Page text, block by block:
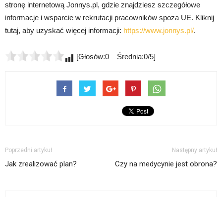
stronę internetową Jonnys.pl, gdzie znajdziesz szczegółowe
informacje i wsparcie w rekrutacji pracowników spoza UE. Kliknij
tutaj, aby uzyskać więcej informacji: https://www.jonnys.pl/.
[Głosów:0 Średnia:0/5]
Poprzedni artykuł
Jak zrealizować plan?
Następny artykuł
Czy na medycynie jest obrona?